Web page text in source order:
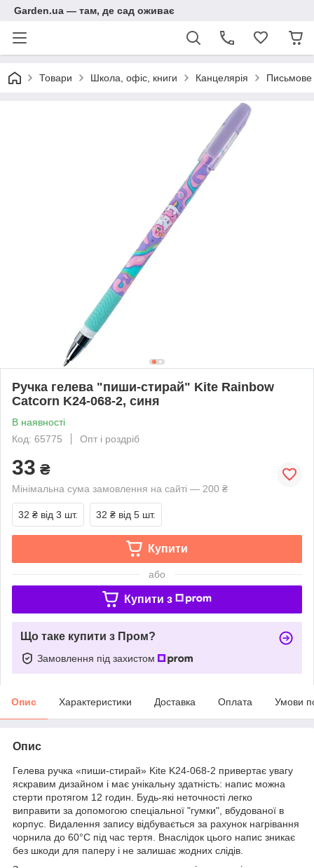
Garden.ua — там, де сад оживає
Товари Школа, офіс, книги Канцелярія
Ручка гелева "пиши-стирай" Kite Rainbow
Catcorn K24-068-2, синя
В наявності
Код: 65775
Опт і роздріб
33 ₴
Мінімальна сума замовлення на сайті — 200 ₴
32 ₴ від 3 шт. 32 ₴ від 5 шт.
Купити
або
Купити з
Що таке купити з Пром?
Замовлення під захистом
Опис Характеристики Доставка Оплата Умови
Опис
Гелева ручка «пиши-стирай» Kite K24-068-2 привертає увагу
яскравим дизайном і має унікальну здатність: напис можна
стерти протягом 12 годин. Будь-які неточності легко
виправити за допомогою спеціальної "гумки", вбудованої в
корпус. Видалення запису відбувається за рахунок нагрівання
чорнила до 60°C під час тертя. Внаслідок цього напис зникає
без шкоди для паперу і не залишає жодних слідів.